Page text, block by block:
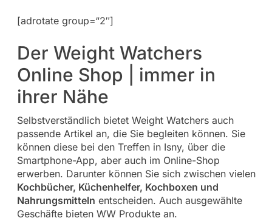
[adrotate group=“2″]
Der Weight Watchers
Online Shop | immer in
ihrer Nähe
Selbstverständlich bietet Weight Watchers auch
passende Artikel an, die Sie begleiten können. Sie
können diese bei den Treffen in Isny, über die
Smartphone-App, aber auch im Online-Shop
erwerben. Darunter können Sie sich zwischen vielen
Kochbücher, Küchenhelfer, Kochboxen und
Nahrungsmitteln entscheiden. Auch ausgewählte
Geschäfte bieten WW Produkte an.